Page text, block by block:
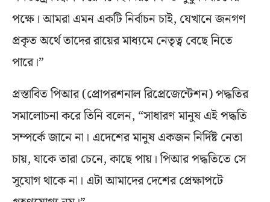
পক্ষে। আমরা এমন একটি নির্বাচন চাই, যেখানে জনগণ
প্রকৃত অর্থে তাদের রায়ের মাধ্যমে নেতৃত্ব বেছে নিতে
পারে।”
প্রস্তাবিত পিআর (প্রোপরশনাল রিপ্রেজেন্টেশন) পদ্ধতির
সমালোচনা করে তিনি বলেন, “সাধারণ মানুষ এই পদ্ধতি
সম্পর্কে জানে না। এদেশের মানুষ একজন নির্দিষ্ট নেতা
চায়, যাকে তারা চেনে, কাছে পায়। পিআর পদ্ধতিতে সে
সুযোগ থাকে না। এটা আমাদের দেশের প্রেক্ষাপটে